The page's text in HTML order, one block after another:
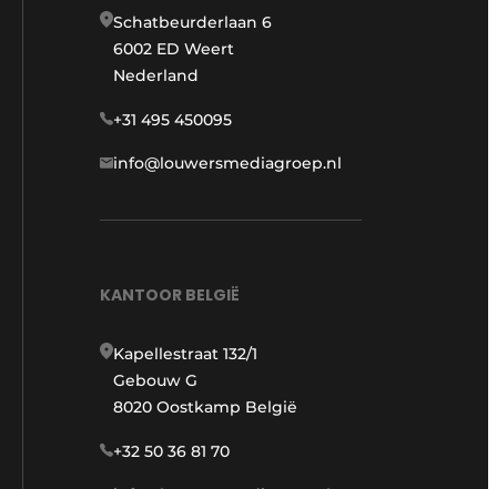
Schatbeurderlaan 6
6002 ED Weert
Nederland
+31 495 450095
info@louwersmediagroep.nl
KANTOOR BELGIË
Kapellestraat 132/1
Gebouw G
8020 Oostkamp België
+32 50 36 81 70